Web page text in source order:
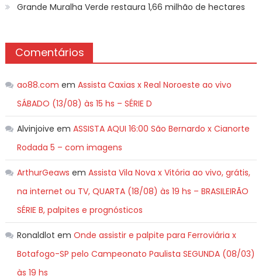
Grande Muralha Verde restaura 1,66 milhão de hectares
Comentários
ao88.com em Assista Caxias x Real Noroeste ao vivo
SÁBADO (13/08) às 15 hs – SÉRIE D
Alvinjoive em ASSISTA AQUI 16:00 São Bernardo x Cianorte
Rodada 5 – com imagens
ArthurGeaws em Assista Vila Nova x Vitória ao vivo, grátis,
na internet ou TV, QUARTA (18/08) às 19 hs – BRASILEIRÃO
SÉRIE B, palpites e prognósticos
Ronaldlot em Onde assistir e palpite para Ferroviária x
Botafogo-SP pelo Campeonato Paulista SEGUNDA (08/03)
às 19 hs